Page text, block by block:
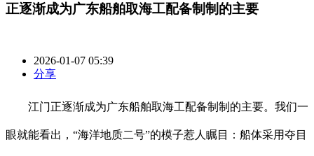
正逐渐成为广东船舶取海工配备制制的主要
2026-01-07 05:39
分享
江门正逐渐成为广东船舶取海工配备制制的主要。我们一
眼就能看出，“海洋地质二号”的模子惹人瞩目：船体采用夺目